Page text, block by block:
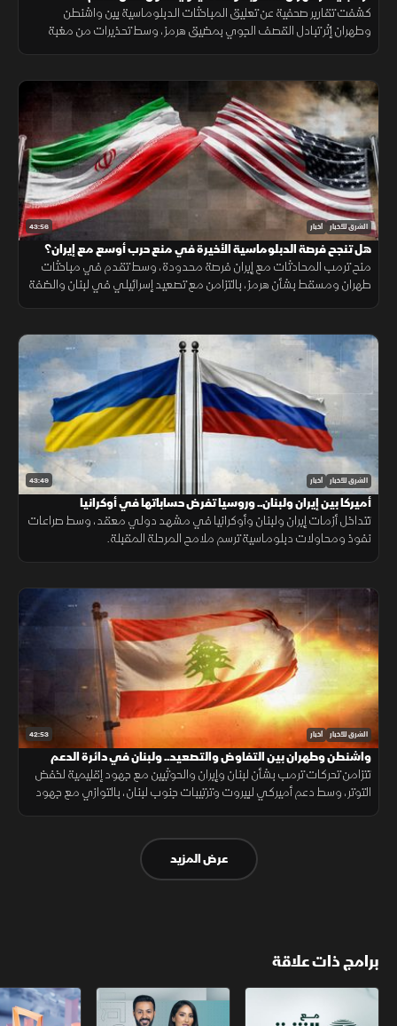
كشفت تقارير صحفية عن تعليق المباحثات الدبلوماسية بين واشنطن
وطهران إثر تبادل القصف الجوي بمضيق هرمز، وسط تحذيرات من مغبة
43:56 الشرق للأخبار أخبار
هل تنجح فرصة الدبلوماسية الأخيرة في منع حرب أوسع مع إيران؟
منح ترمب المحادثات مع إيران فرصة محدودة، وسط تقدم في مباحثات
طهران ومسقط بشأن هرمز، بالتزامن مع تصعيد إسرائيلي في لبنان والضفة
43:49 الشرق للأخبار أخبار
أميركا بين إيران ولبنان.. وروسيا تفرض حساباتها في أوكرانيا
تتداخل أزمات إيران ولبنان وأوكرانيا في مشهد دولي معقد، وسط صراعات
نفوذ ومحاولات دبلوماسية ترسم ملامح المرحلة المقبلة.
42:53 الشرق للأخبار أخبار
واشنطن وطهران بين التفاوض والتصعيد.. ولبنان في دائرة الدعم
تتزامن تحركات ترمب بشأن لبنان وإيران والحوثيين مع جهود إقليمية لخفض
التوتر، وسط دعم أميركي لبيروت وترتيبات جنوب لبنان، بالتوازي مع جهود
عرض المزيد
برامج ذات علاقة
مع الشرق الأوسط الخبر الآخر أخبار الشرق